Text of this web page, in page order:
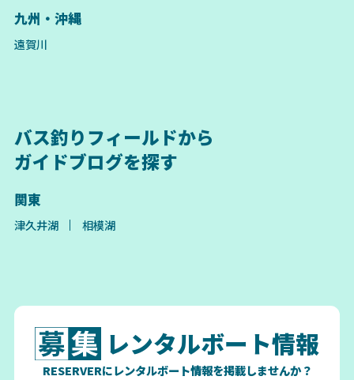
九州・沖縄
遠賀川
バス釣りフィールドから
ガイドブログを探す
関東
津久井湖 相模湖
レンタルボート情報
RESERVERにレンタルボート情報を掲載しませんか？